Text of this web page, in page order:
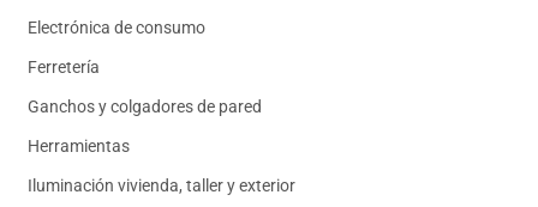
Electrónica de consumo
Ferretería
Ganchos y colgadores de pared
Herramientas
Iluminación vivienda, taller y exterior